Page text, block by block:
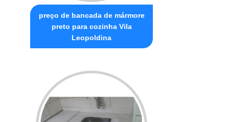
preço de bancada de mármore
preto para cozinha Vila
Leopoldina